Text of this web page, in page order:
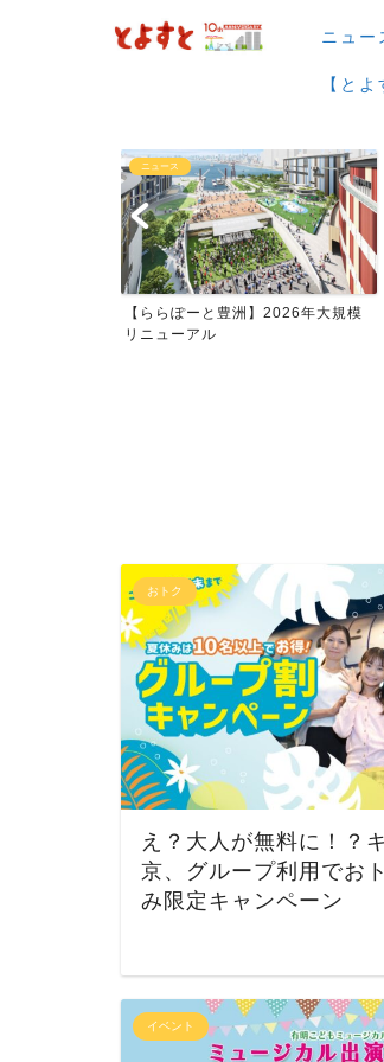
ニュー
【と
ニュース
【ららぽーと豊洲】2026年大規模
リニューアル
おトク
え？大人が無料に！？
京、グループ利用でお
み限定キャンペーン
イベント